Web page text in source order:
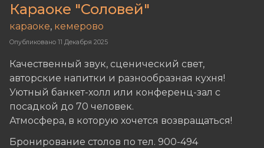
Караоке "Соловей"
Опубликовано 11 Декабря 2025
караоке, кемерово
Качественный звук, сценический свет,
авторские напитки и разнообразная кухня!
Уютный банкет-холл или конференц-зал с
посадкой до 70 человек.
Атмосфера, в которую хочется возвращаться!
Бронирование столов по тел. 900-494